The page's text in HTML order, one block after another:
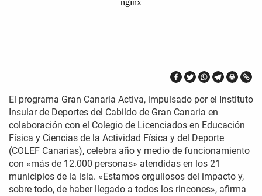
El programa Gran Canaria Activa, impulsado por el Instituto
Insular de Deportes del Cabildo de Gran Canaria en
colaboración con el Colegio de Licenciados en Educación
Física y Ciencias de la Actividad Física y del Deporte
(COLEF Canarias), celebra año y medio de funcionamiento
con «más de 12.000 personas» atendidas en los 21
municipios de la isla. «Estamos orgullosos del impacto y,
sobre todo, de haber llegado a todos los rincones», afirma